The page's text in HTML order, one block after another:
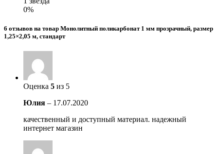
0%
6 отзывов на товар Монолитный поликарбонат 1 мм прозрачный, размер
1,25×2,05 м, стандарт
Оценка 5 из 5
Юлия – 17.07.2020
качественный и доступный материал. надежный
интернет магазин